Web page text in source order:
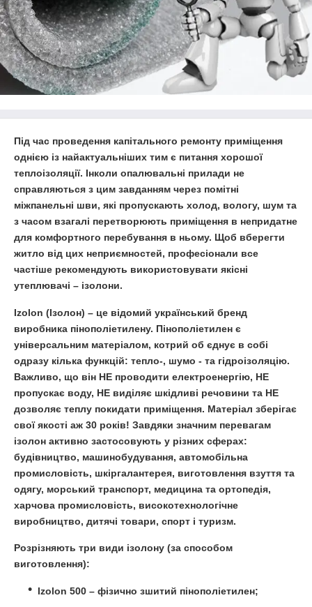
Під час проведення капітального ремонту приміщення
однією із найактуальніших тим є питання хорошої
теплоізоляції. Інколи опалювальні прилади не
справляються з цим завданням через помітні
міжпанельні шви, які пропускають холод, вологу, шум та
з часом взагалі перетворюють приміщення в непридатне
для комфортного перебування в ньому. Щоб вберегти
житло від цих неприємностей, професіонали все
частіше рекомендують використовувати якісні
утеплювачі – ізолони.
Izolon (Ізолон) – це відомий український бренд
виробника пінополіетилену. Пінополіетилен є
універсальним матеріалом, котрий об єднує в собі
одразу кілька функцій: тепло-, шумо - та гідроізоляцію.
Важливо, що він НЕ проводити електроенергію, НЕ
пропускає воду, НЕ виділяє шкідливі речовини та НЕ
дозволяє теплу покидати приміщення. Матеріал зберігає
свої якості аж 30 років! Завдяки значним перевагам
ізолон активно застосовують у різних сферах:
будівництво, машинобудування, автомобільна
промисловість, шкіргалантерея, виготовлення взуття та
одягу, морський транспорт, медицина та ортопедія,
харчова промисловість, високотехнологічне
виробництво, дитячі товари, спорт і туризм.
Розрізняють три види ізолону (за способом
виготовлення):
Izolon 500 – фізично зшитий пінополіетилен;